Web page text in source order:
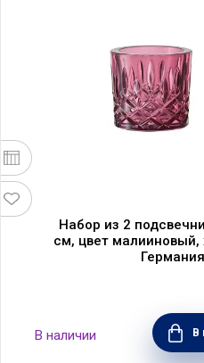
Набор из 2
см, цвет малииновый,
В